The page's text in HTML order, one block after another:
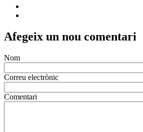
Afegeix un nou comentari
Nom
Correu electrònic
Comentari